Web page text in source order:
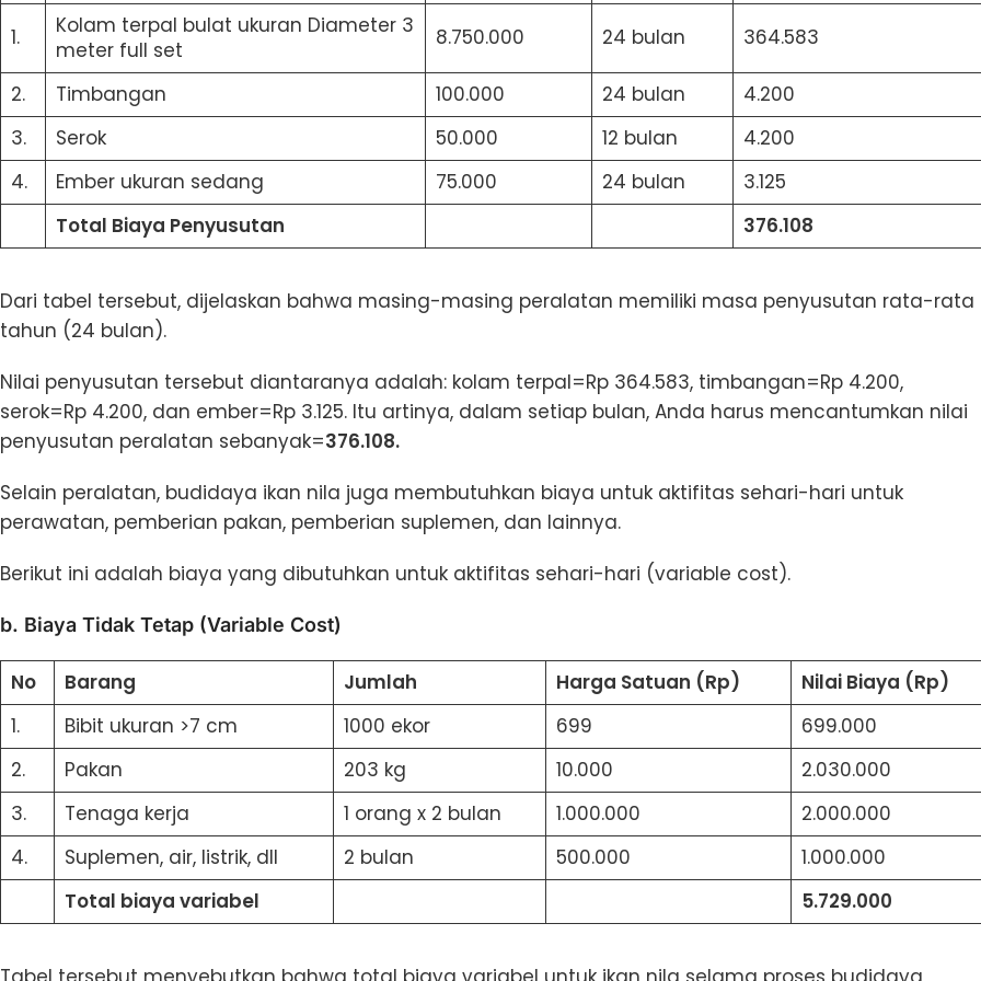
1.
Kolam terpal bulat ukuran Diameter 3
meter full set
8.750.000 24 bulan 364.583
2. Timbangan 100.000 24 bulan
4.200
3.
Serok 50.000 12 bulan
4.200
4.
Ember ukuran sedang 75.000 24 bulan
3.125
Total Biaya Penyusutan
376.108
Dari tabel tersebut, dijelaskan bahwa masing-masing peralatan memiliki masa penyusutan rata-rata
tahun (24 bulan).
Nilai penyusutan tersebut diantaranya adalah: kolam terpal=Rp 364.583, timbangan=Rp 4.200,
serok=Rp 4.200, dan ember=Rp 3.125. Itu artinya, dalam setiap bulan, Anda harus mencantumkan nilai
penyusutan peralatan sebanyak=376.108.
Selain peralatan, budidaya ikan nila juga membutuhkan biaya untuk aktifitas sehari-hari untuk
perawatan, pemberian pakan, pemberian suplemen, dan lainnya.
Berikut ini adalah biaya yang dibutuhkan untuk aktifitas sehari-hari (variable cost).
b. Biaya Tidak Tetap (Variable Cost)
No Barang Jumlah Harga Satuan (Rp)
Nilai Biaya (Rp)
1.
Bibit ukuran >7 cm 1000 ekor 699
699.000
2.
Pakan 203 kg 10.000
2.030.000
3.
Tenaga kerja 1 orang x 2 bulan 1.000.000
2.000.000
4.
Suplemen, air, listrik, dll 2 bulan 500.000
1.000.000
Total biaya variabel
5.729.000